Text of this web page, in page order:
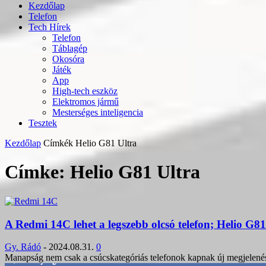
Kezdőlap
Telefon
Tech Hírek
Telefon
Táblagép
Okosóra
Játék
App
High-tech eszköz
Elektromos jármű
Mesterséges inteligencia
Tesztek
Kezdőlap Címkék Helio G81 Ultra
Címke: Helio G81 Ultra
A Redmi 14C lehet a legszebb olcsó telefon; Helio
Gy. Rádó - 2024.08.31. 0
Manapság nem csak a csúcskategóriás telefonok kapnak új
3,452 Rajongók